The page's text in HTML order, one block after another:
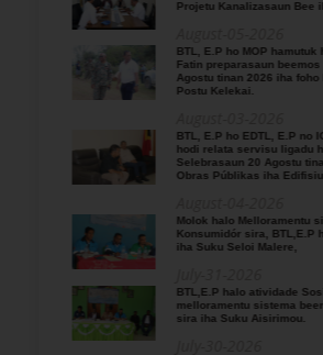
Projetu Kanalizasaun Bee
BTL, E.P ho MOP hamutuk
Fatin preparasaun beemos
Agostu tinan 2026 iha foho
Postu Kelekai.
BTL, E.P ho EDTL, E.P no
hodi relata servisu ligadu
Selebrasaun 20 Agostu
Obras Públikas iha
Molok halo Melloramentu
Konsumidór sira, BTL,E.P
iha Suku Seloi Malere,
BTL,E.P halo atividade
melloramentu sistema
sira iha Suku Aisirimou.